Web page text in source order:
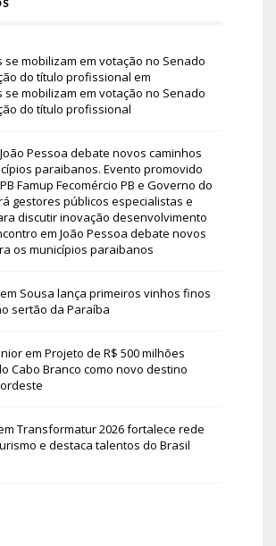
se mobilizam em votação no Senado
do título profissional em
se mobilizam em votação no Senado
do título profissional
Pessoa debate novos caminhos
paraibanos. Evento promovido
Famup Fecomércio PB e Governo do
gestores públicos especialistas e
discutir inovação desenvolvimento
em João Pessoa debate novos
os municípios paraibanos
em Sousa lança primeiros vinhos finos
sertão da Paraíba
em Projeto de R$ 500 milhões
Cabo Branco como novo destino
Transformatur 2026 fortalece rede
e destaca talentos do Brasil